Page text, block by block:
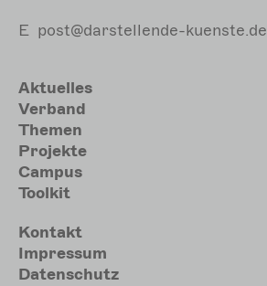
E post@darstellende-kuenste.de
Hauptnavigation
Aktuelles
Verband
Themen
Projekte
Campus
Toolkit
Meta
Kontakt
Impressum
Datenschutz